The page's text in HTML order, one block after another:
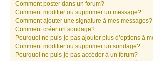
Comment poster dans un forum?
Comment modifier ou supprimer un message?
Comment ajouter une signature à mes messages?
Comment créer un sondage?
Pourquoi ne puis-je pas ajouter plus d’options à
Comment modifier ou supprimer un sondage?
Pourquoi ne puis-je pas accéder à un forum?